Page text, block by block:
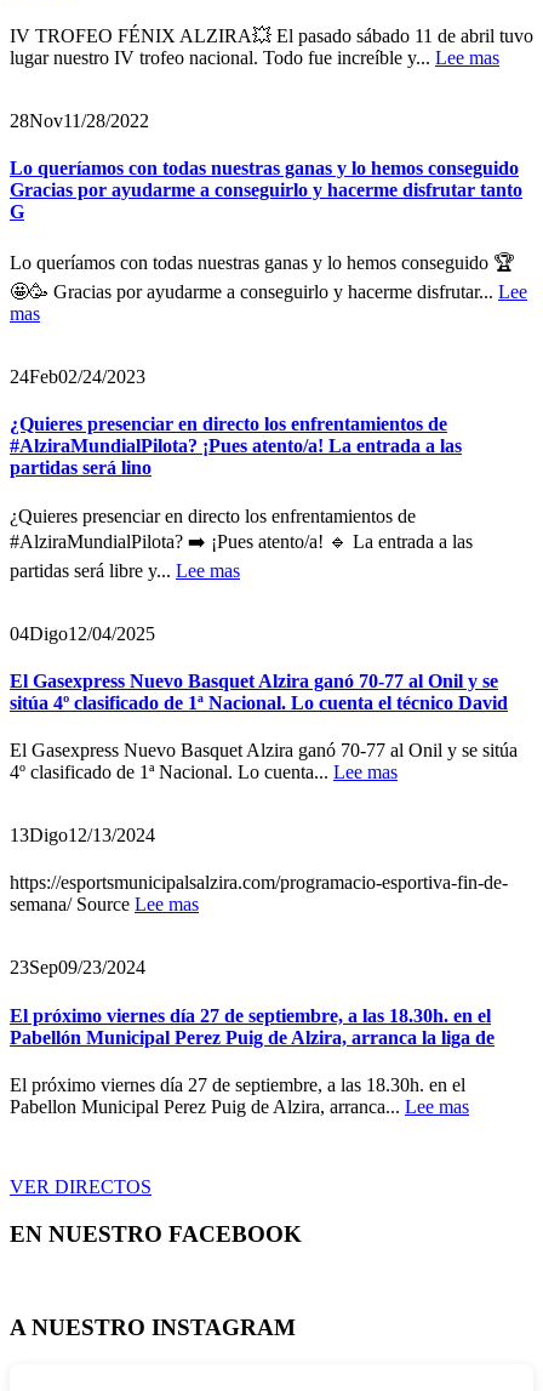
IV TROFEO FÉNIX ALZIRA💥 El pasado sábado 11 de abril tuvo
lugar nuestro IV trofeo nacional. Todo fue increíble y... Lee mas
28Nov11/28/2022
Lo queríamos con todas nuestras ganas y lo hemos conseguido
Gracias por ayudarme a conseguirlo y hacerme disfrutar tanto
G
Lo queríamos con todas nuestras ganas y lo hemos conseguido 🏆
🤩🥳 Gracias por ayudarme a conseguirlo y hacerme disfrutar... Lee
mas
24Feb02/24/2023
¿Quieres presenciar en directo los enfrentamientos de
#AlziraMundialPilota? ¡Pues atento/a! La entrada a las
partidas será lino
¿Quieres presenciar en directo los enfrentamientos de
#AlziraMundialPilota? ➡️ ¡Pues atento/a! 🔹 La entrada a las
partidas será libre y... Lee mas
04Digo12/04/2025
El Gasexpress Nuevo Basquet Alzira ganó 70-77 al Onil y se
sitúa 4º clasificado de 1ª Nacional. Lo cuenta el técnico David
El Gasexpress Nuevo Basquet Alzira ganó 70-77 al Onil y se sitúa
4º clasificado de 1ª Nacional. Lo cuenta... Lee mas
13Digo12/13/2024
https://esportsmunicipalsalzira.com/programacio-esportiva-fin-de-
semana/ Source Lee mas
23Sep09/23/2024
El próximo viernes día 27 de septiembre, a las 18.30h. en el
Pabellón Municipal Perez Puig de Alzira, arranca la liga de
El próximo viernes día 27 de septiembre, a las 18.30h. en el
Pabellon Municipal Perez Puig de Alzira, arranca... Lee mas
VER DIRECTOS
EN NUESTRO FACEBOOK
A NUESTRO INSTAGRAM